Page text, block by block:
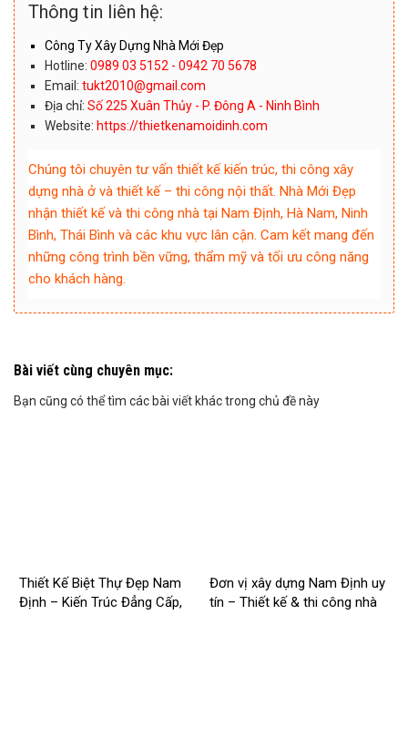
Thông tin liên hệ:
Công Ty Xây Dựng Nhà Mới Đẹp
Hotline: 0989 03 5152 - 0942 70 5678
Email: tukt2010@gmail.com
Địa chỉ: Số 225 Xuân Thủy - P. Đông A - Ninh Bình
Website: https://thietkenamoidinh.com
Chúng tôi chuyên tư vấn thiết kế kiến trúc, thi công xây
dựng nhà ở và thiết kế – thi công nội thất. Nhà Mới Đẹp
nhận thiết kế và thi công nhà tại Nam Định, Hà Nam, Ninh
Bình, Thái Bình và các khu vực lân cận. Cam kết mang đến
những công trình bền vững, thẩm mỹ và tối ưu công năng
cho khách hàng.
Bài viết cùng chuyên mục:
Bạn cũng có thể tìm các bài viết khác trong chủ đề này
Thiết Kế Biệt Thự Đẹp Nam
Định – Kiến Trúc Đẳng Cấp,
Đơn vị xây dựng Nam Định uy
tín – Thiết kế & thi công nhà